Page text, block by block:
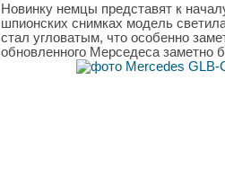
Новинку немцы представят к
шпионских снимках модель
стал угловатым, что особенно
обновленного Мерседеса заметно